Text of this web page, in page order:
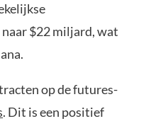
$22 miljard, wat
op de futures-
. Dit is een positief